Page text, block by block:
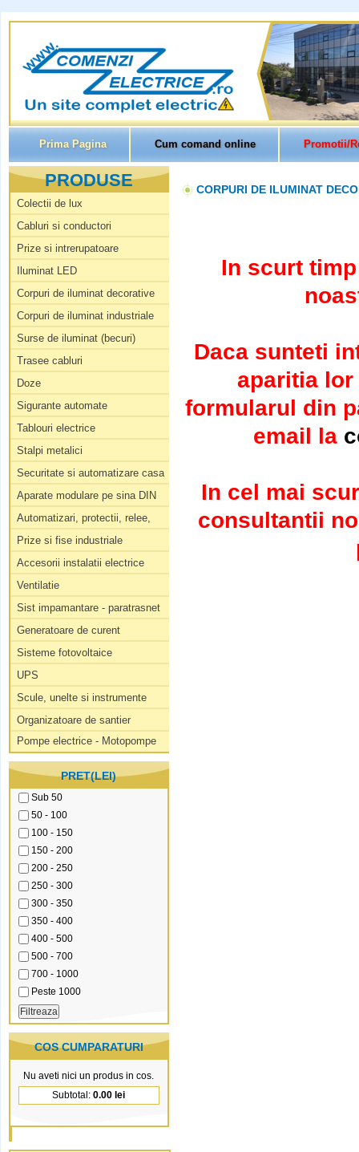
Prima Pagina Cum comand online Promotii/
PRODUSE
Colectii de lux
Cabluri si conductori
Prize si intrerupatoare
Iluminat LED
Corpuri de iluminat decorative
Corpuri de iluminat industriale
Surse de iluminat (becuri)
Trasee cabluri
Doze
Sigurante automate
Tablouri electrice
Stalpi metalici
Securitate si automatizare casa
Aparate modulare pe sina DIN
Automatizari, protectii, relee,
Prize si fise industriale
Accesorii instalatii electrice
Ventilatie
Sist impamantare - paratrasnet
Generatoare de curent
Sisteme fotovoltaice
UPS
Scule, unelte si instrumente
Organizatoare de santier
Pompe electrice - Motopompe
PRET(LEI)
Sub 50
50 - 100
100 - 150
150 - 200
200 - 250
250 - 300
300 - 350
350 - 400
400 - 500
500 - 700
700 - 1000
Peste 1000
COS CUMPARATURI
Nu aveti nici un produs in cos.
Subtotal: 0.00 lei
CORPURI DE ILUMINAT
In scurt
Daca sunteti
aparitia lor
formularul din
email la
In cel mai
consultantii